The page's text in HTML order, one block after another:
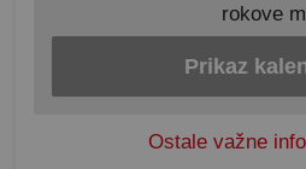
rokove
Prikaz
Ostale važne